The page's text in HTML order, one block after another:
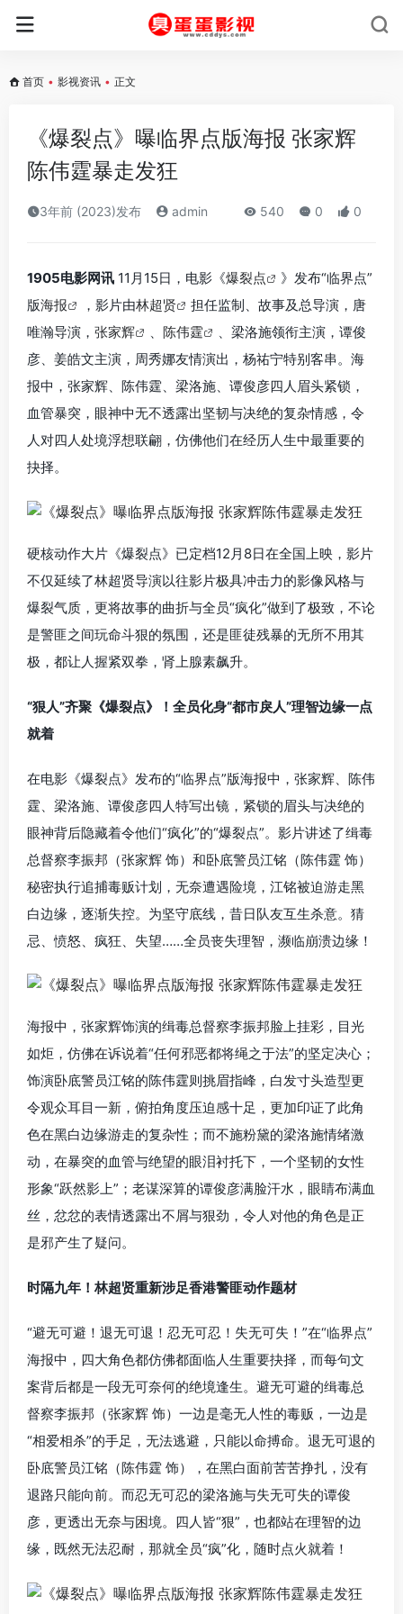
首页 • 影视资讯 • 正文
《爆裂点》曝临界点版海报 张家辉
陈伟霆暴走发狂
3年前 (2023)发布 admin 540 0 0
1905电影网讯 11月15日，电影《爆裂点
》发布“临界点”
版海报 ，影片由林超贤
担任监制、故事及总导演，唐
唯瀚导演， 张家辉 、 陈伟霆
、梁洛施领衔主演，谭俊
彦、姜皓文主演，周秀娜友情演出，杨祐宁特别客串。海
报中，张家辉、陈伟霆、梁洛施、谭俊彦四人眉头紧锁，
血管暴突，眼神中无不透露出坚韧与决绝的复杂情感，令
人对四人处境浮想联翩，仿佛他们在经历人生中最重要的
抉择。
硬核动作大片《爆裂点》已定档12月8日在全国上映，影片
不仅延续了林超贤导演以往影片极具冲击力的影像风格与
爆裂气质，更将故事的曲折与全员“疯化”做到了极致，不论
是警匪之间玩命斗狠的氛围，还是匪徒残暴的无所不用其
极，都让人握紧双拳，肾上腺素飙升。
“狠人”齐聚《爆裂点》！全员化身“都市戾人”理智边缘一点
就着
在电影《爆裂点》发布的“临界点”版海报中，张家辉、陈伟
霆、梁洛施、谭俊彦四人特写出镜，紧锁的眉头与决绝的
眼神背后隐藏着令他们“疯化”的“爆裂点”。影片讲述了缉毒
总督察李振邦（张家辉 饰）和卧底警员江铭（陈伟霆 饰）
秘密执行追捕毒贩计划，无奈遭遇险境，江铭被迫游走黑
白边缘，逐渐失控。为坚守底线，昔日队友互生杀意。猜
忌、愤怒、疯狂、失望……全员丧失理智，濒临崩溃边缘！
海报中，张家辉饰演的缉毒总督察李振邦脸上挂彩，目光
如炬，仿佛在诉说着“任何邪恶都将绳之于法”的坚定决心；
饰演卧底警员江铭的陈伟霆则挑眉指峰，白发寸头造型更
令观众耳目一新，俯拍角度压迫感十足，更加印证了此角
色在黑白边缘游走的复杂性；而不施粉黛的梁洛施情绪激
动，在暴突的血管与绝望的眼泪衬托下，一个坚韧的女性
形象“跃然影上”；老谋深算的谭俊彦满脸汗水，眼睛布满血
丝，忿忿的表情透露出不屑与狠劲，令人对他的角色是正
是邪产生了疑问。
时隔九年！林超贤重新涉足香港警匪动作题材
“避无可避！退无可退！忍无可忍！失无可失！”在“临界点”
海报中，四大角色都仿佛都面临人生重要抉择，而每句文
案背后都是一段无可奈何的绝境逢生。避无可避的缉毒总
督察李振邦（张家辉 饰）一边是毫无人性的毒贩，一边是
“相爱相杀”的手足，无法逃避，只能以命搏命。退无可退的
卧底警员江铭（陈伟霆 饰），在黑白面前苦苦挣扎，没有
退路只能向前。而忍无可忍的梁洛施与失无可失的谭俊
彦，更透出无奈与困境。四人皆“狠”，也都站在理智的边
缘，既然无法忍耐，那就全员“疯”化，随时点火就着！